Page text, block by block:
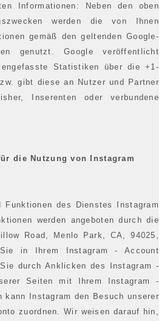
Informationen: Neben den oben
werden die von Ihnen
gemäß den geltenden Google-
genutzt. Google veröffentlicht
Statistiken über die +1-
gibt diese an Nutzer und Partner
Inserenten oder verbundene
die Nutzung von Instagram
des Dienstes Instagram
werden angeboten durch die
Road, Menlo Park, CA, 94025,
in Ihrem Instagram - Account
durch Anklicken des Instagram -
Seiten mit Ihrem Instagram -
kann Instagram den Besuch unserer
zuordnen. Wir weisen darauf hin,